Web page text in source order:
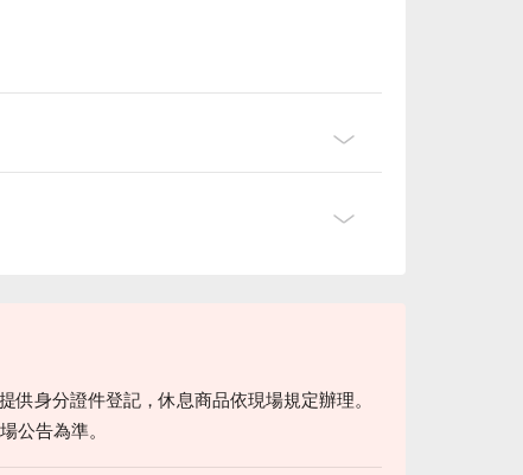
身分證件登記，休息商品依現場規定辦理。
公告為準。